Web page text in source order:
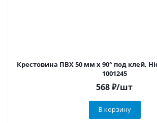
Крестовина ПВХ 50 мм х 90° под клей,
1001245
568₽/шт
В корзину